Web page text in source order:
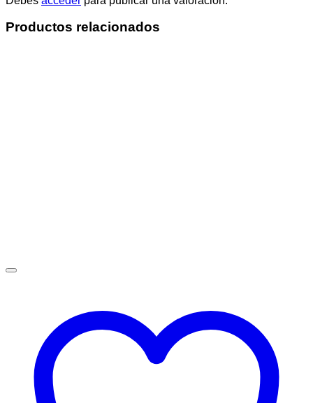
Productos relacionados